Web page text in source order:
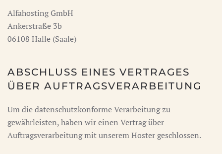
Alfahosting GmbH
Ankerstraße 3b
06108 Halle (Saale)
ABSCHLUSS EINES VERTRAGES
ÜBER AUFTRAGSVERARBEITUNG
Um die datenschutzkonforme Verarbeitung zu
gewährleisten, haben wir einen Vertrag über
Auftragsverarbeitung mit unserem Hoster geschlossen.